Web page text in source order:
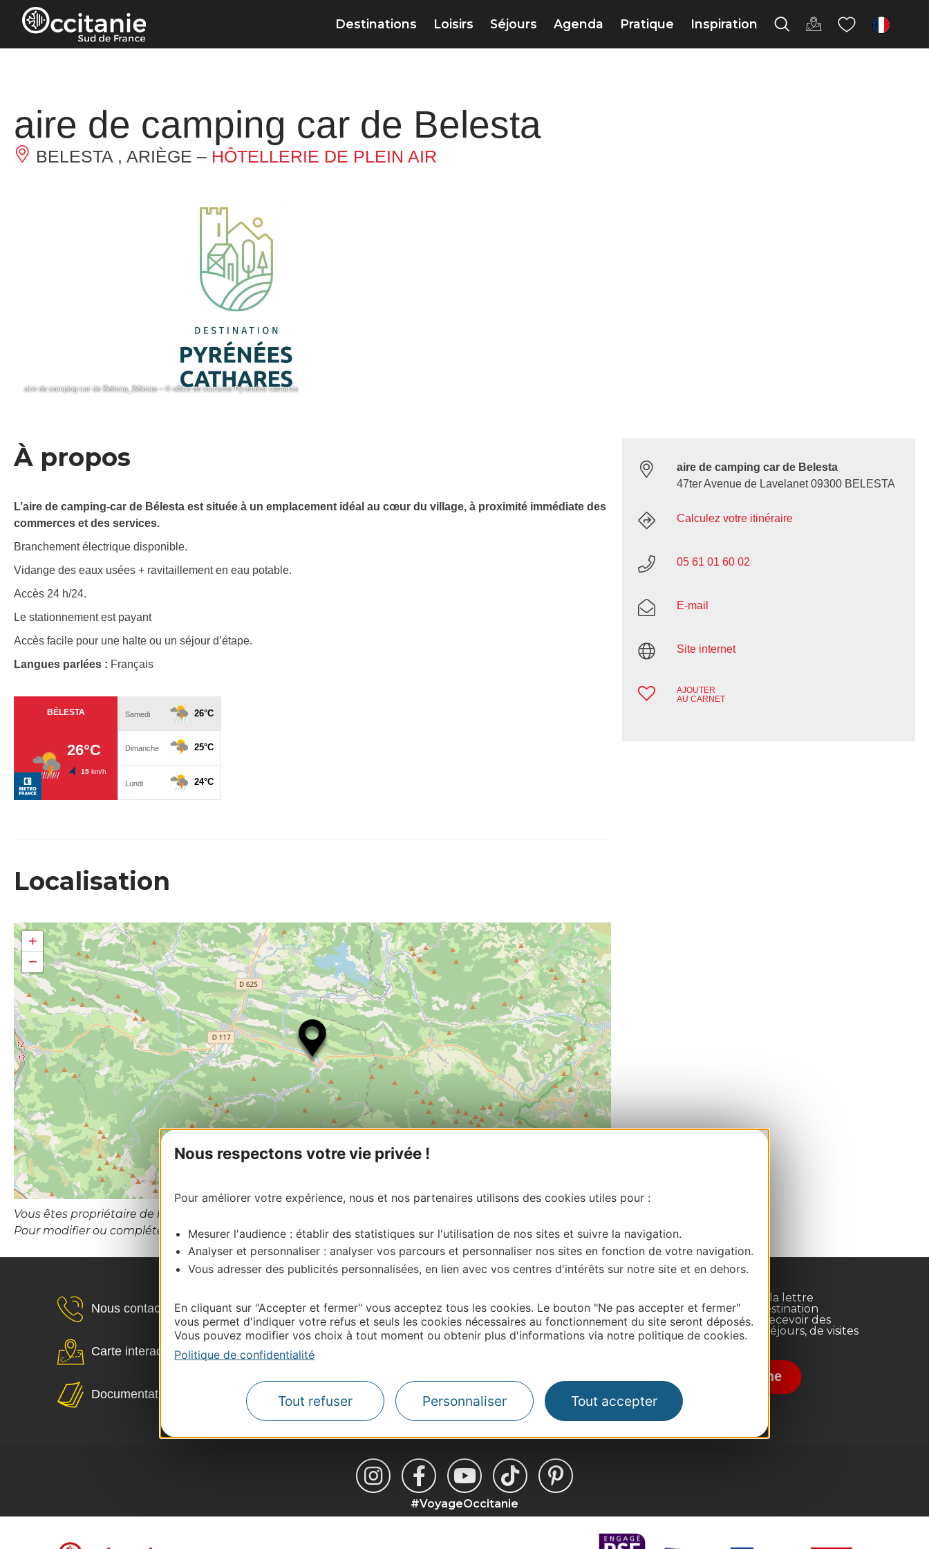
Panneau de gestion des cookies
Nous respectons votre vie privée !
Pour améliorer votre expérience, nous et nos partenaires utilisons des cookies utiles pour :
Mesurer l'audience : établir des statistiques sur l'utilisation de nos sites et suivre la navigation.
Analyser et personnaliser : analyser vos parcours et personnaliser nos sites en fonction de votre navigation.
Vous adresser des publicités personnalisées, en lien avec vos centres d'intérêts sur notre site et en dehors.
En cliquant sur "Accepter et fermer" vous acceptez tous les cookies. Le bouton "Ne pas accepter et fermer"
vous permet d'indiquer votre refus et seuls les cookies nécessaires au fonctionnement du site seront déposés.
Vous pouvez modifier vos choix à tout moment ou obtenir plus d'informations via notre politique de cookies.
Politique de confidentialité
Tout refuser Personnaliser Tout accepter
Destinations Loisirs Séjours Agenda Pratique Inspiration fr
aire de camping car de Belesta
BELESTA , ARIÈGE – HÔTELLERIE DE PLEIN AIR
aire de camping car de Belesta_Bélesta – © office de tourisme Pyrénées cathares
À propos
L’aire de camping-car de Bélesta est située à un emplacement idéal au cœur du village, à proximité immédiate des
commerces et des services.
Branchement électrique disponible.
Vidange des eaux usées + ravitaillement en eau potable.
Accès 24 h/24.
Le stationnement est payant
Accès facile pour une halte ou un séjour d’étape.
Langues parlées : Français
Localisation
+
−
Leaflet | Map data © OpenStreetMap contributors
Vous êtes propriétaire de l’établissement ou le gestionnaire de cette activité?
Pour modifier ou compléter cette fiche, merci de contacter Ariège Pyrénées Tourisme.
aire de camping car de Belesta
47ter Avenue de Lavelanet 09300 BELESTA
Calculez votre itinéraire
05 61 01 60 02
E-mail
Site internet
AJOUTER
AU CARNET
Nous contacter
Carte interactive
Documentation
Business/Mice
Pros d'Occitanie
Destination Sport
Inscrivez-vous à la lettre
d'information Destination
Occitanie pour recevoir des
suggestions de séjours, de visites
et de sorties.
Je m'abonne
#VoyageOccitanie